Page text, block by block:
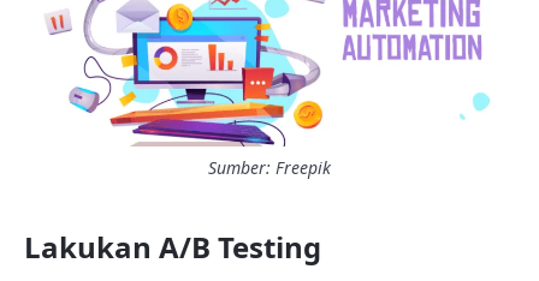
Sumber: Freepik
Lakukan A/B Testing